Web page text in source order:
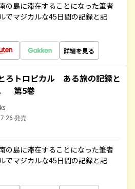
の島に滞在することになった筆者
でマジカルな45日間の記録と記
詳細を見る
ろトロピカル ある旅の記録と
第5巻
発売
の島に滞在することになった筆者
でマジカルな45日間の記録と記